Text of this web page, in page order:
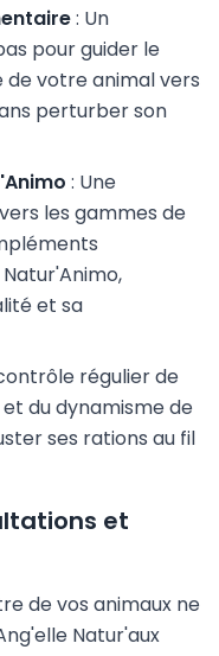
: Un
pour guider le
votre animal vers
perturber son
: Une
les gammes de
et sa
régulier de
du dynamisme de
ses rations au fil
et
de vos animaux ne
Natur'aux